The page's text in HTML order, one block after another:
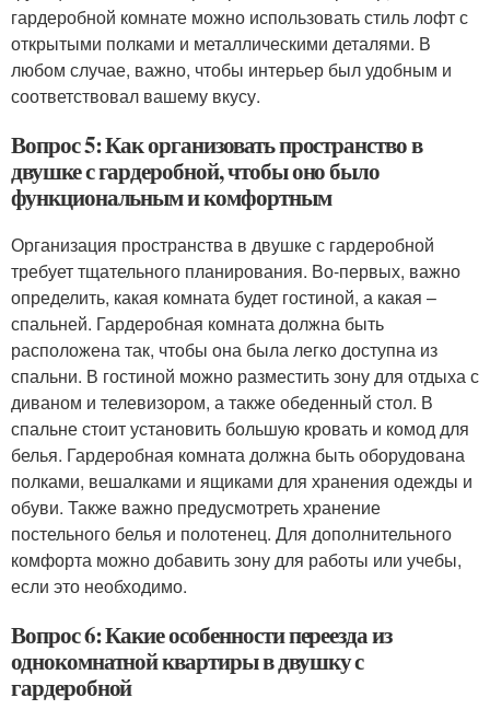
гардеробной комнате можно использовать стиль лофт с
открытыми полками и металлическими деталями. В
любом случае, важно, чтобы интерьер был удобным и
соответствовал вашему вкусу.
Вопрос 5: Как организовать пространство в
двушке с гардеробной, чтобы оно было
функциональным и комфортным
Организация пространства в двушке с гардеробной
требует тщательного планирования. Во-первых, важно
определить, какая комната будет гостиной, а какая –
спальней. Гардеробная комната должна быть
расположена так, чтобы она была легко доступна из
спальни. В гостиной можно разместить зону для отдыха с
диваном и телевизором, а также обеденный стол. В
спальне стоит установить большую кровать и комод для
белья. Гардеробная комната должна быть оборудована
полками, вешалками и ящиками для хранения одежды и
обуви. Также важно предусмотреть хранение
постельного белья и полотенец. Для дополнительного
комфорта можно добавить зону для работы или учебы,
если это необходимо.
Вопрос 6: Какие особенности переезда из
однокомнатной квартиры в двушку с
гардеробной